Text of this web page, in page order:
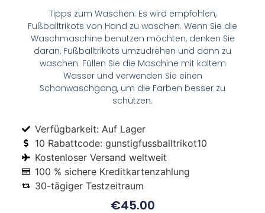
Tipps zum Waschen: Es wird empfohlen,
Fußballtrikots von Hand zu waschen. Wenn Sie die
Waschmaschine benutzen möchten, denken Sie
daran, Fußballtrikots umzudrehen und dann zu
waschen. Füllen Sie die Maschine mit kaltem
Wasser und verwenden Sie einen
Schonwaschgang, um die Farben besser zu
schützen.
Verfügbarkeit: Auf Lager
10 Rabattcode: gunstigfussballtrikot10
Kostenloser Versand weltweit
100 % sichere Kreditkartenzahlung
30-tägiger Testzeitraum
€45.00